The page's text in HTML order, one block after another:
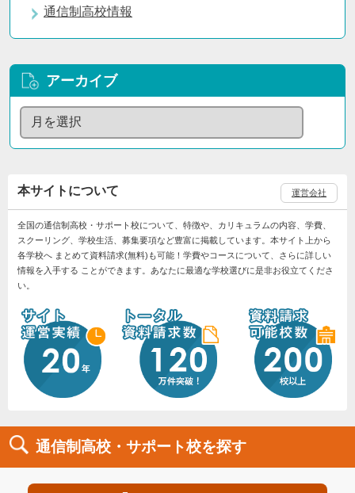
通信制高校情報
アーカイブ
本サイトについて 運営会社
全国の通信制高校・サポート校について、特徴や、カリキュラムの内容、学費、
スクーリング、学校生活、募集要項など豊富に掲載しています。本サイト上から
各学校へ まとめて資料請求(無料)も可能！学費やコースについて、さらに詳しい
情報を入手する ことができます。あなたに最適な学校選びに是非お役立てくださ
い。
通信制高校・サポート校を探す